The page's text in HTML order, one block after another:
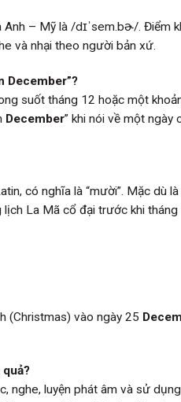
– Mỹ là /dɪˈsem.bɚ/. Điểm
và nhại theo người bản xứ.
December”?
suốt tháng 12 hoặc một
December” khi nói về một ngày
có nghĩa là “mười”. Mặc dù
La Mã cổ đại trước khi
(Christmas) vào ngày 25
nghe, luyện phát âm và sử